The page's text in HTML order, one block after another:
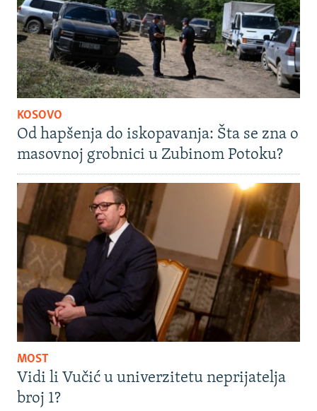
KOSOVO
Od hapšenja do iskopavanja: Šta se zna o
masovnoj grobnici u Zubinom Potoku?
MOST
Vidi li Vučić u univerzitetu neprijatelja
broj 1?